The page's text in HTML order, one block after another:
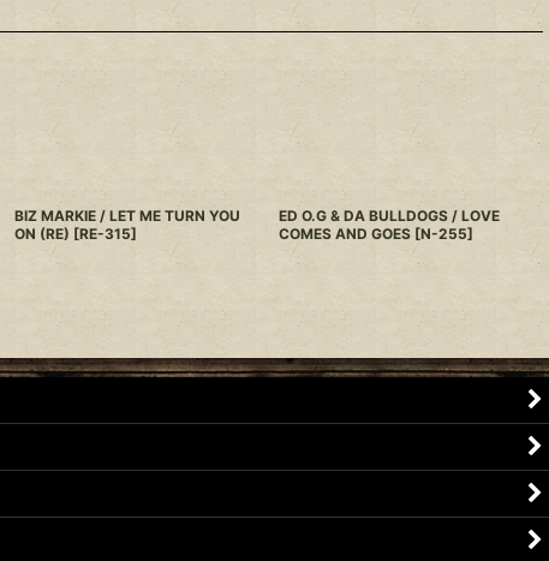
BIZ MARKIE / LET ME TURN YOU
ON (RE) [RE-315]
ED O.G & DA BULLDOGS / LOVE
COMES AND GOES [N-255]